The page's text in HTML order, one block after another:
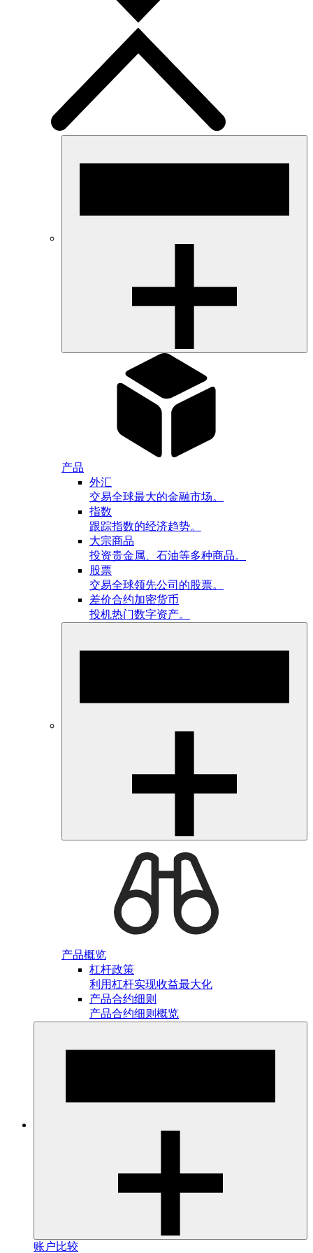
产品
外汇
交易全球最大的金融市场。
指数
跟踪指数的经济趋势。
大宗商品
投资贵金属、石油等多种商品。
股票
交易全球领先公司的股票。
差价合约加密货币
投机热门数字资产。
产品概览
杠杆政策
利用杠杆实现收益最大化
产品合约细则
产品合约细则概览
账户比较